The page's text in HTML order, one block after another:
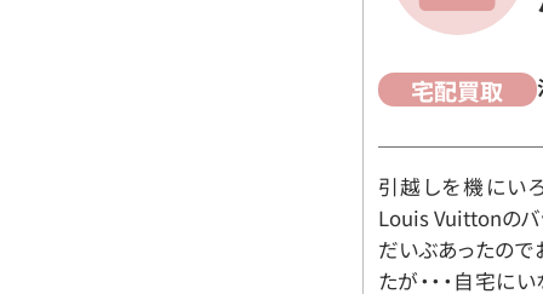
宅配買取
引越しを機にい
Louis Vuittonのバ
だいぶあったので
たが・・・自宅に